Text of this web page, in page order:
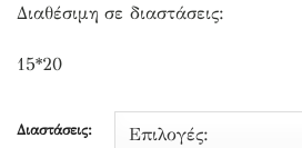
Διαθέσιμη σε διαστάσεις:
15*20
Διαστάσεις: